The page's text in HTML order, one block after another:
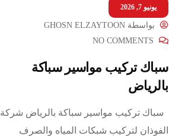
يونيو 7, 2026
بواسطةGHOSN ELZAYTOON
NO COMMENTS
سباك تركيب مواسير سباكة
بالرياض
سباك تركيب مواسير سباكة بالرياض شركة
الفوذان لتركيب شبكات المياه والصرف